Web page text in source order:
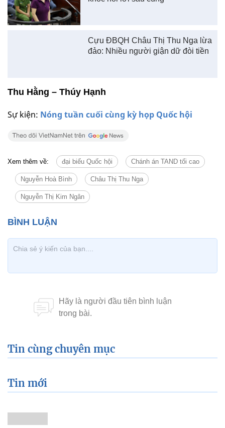
Sự kiện: Nóng tuần cuối cùng kỳ họp Quốc hội
Cựu ĐBQH Châu Thị Thu Nga lừa
đảo: Nhiều người giận dữ đòi tiền
Thu Hằng – Thúy Hạnh
Xem thêm về: đại biểu Quốc hội Chánh án TAND tối cao
Nguyễn Hoà Bình Châu Thị Thu Nga
Nguyễn Thị Kim Ngân
Tin cùng chuyên mục
Tin mới